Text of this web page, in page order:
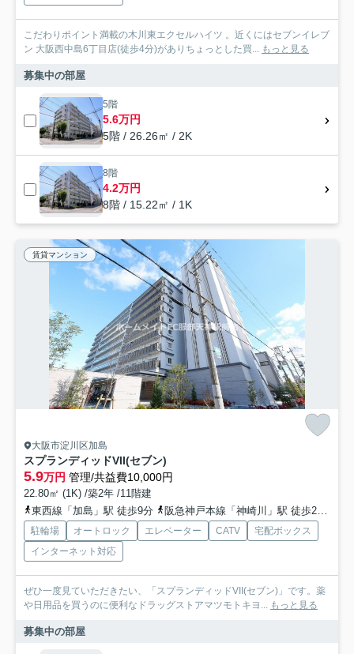
こだわりポイント満載の木川東エクセルハイツ 。近くにはセブンイレブ
ン 大阪西中島6丁目店(徒歩4分)がありちょっとした買... もっと見る
募集中の部屋
5階
5.6万円
5階 / 26.26㎡ / 2K
8階
4.2万円
8階 / 15.22㎡ / 1K
賃貸マンション
大阪市淀川区加島
スプランディッドVII(セブン)
5.9万円 管理/共益費10,000円
22.80㎡ (1K) /築2年 /11階建
東西線「加島」駅 徒歩9分
阪急神戸本線「神崎川」駅 徒歩22分
駐輪場 オートロック エレベーター CATV
宅配ボックス
インターネット対応
ぜひ一度見ていただきたい、「スプランディッドVII(セブン)」です。薬
や日用品を買うのに便利なドラッグストアマツモトキヨ... もっと見る
募集中の部屋